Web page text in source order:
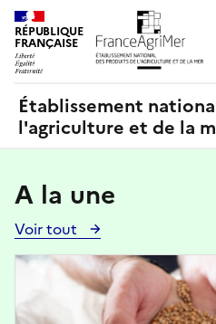
RÉPUBLIQUE
FRANÇAISE
Établissement
l'agriculture et de la
A la une
Voir tout
Voir
toutes
les
actualités
Image
Panneau de gestion des cookies